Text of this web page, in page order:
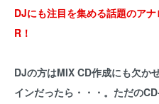
DJにも注目を集める話題のア
R！
DJの方はMIX CD作成にも欠か
インだったら・・・。ただの